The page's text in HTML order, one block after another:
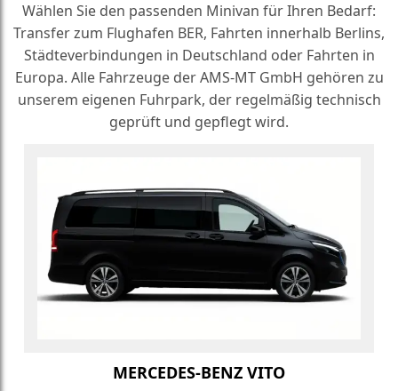
Wählen Sie den passenden Minivan für Ihren Bedarf:
Transfer zum Flughafen BER, Fahrten innerhalb Berlins,
Städteverbindungen in Deutschland oder Fahrten in
Europa. Alle Fahrzeuge der AMS-MT GmbH gehören zu
unserem eigenen Fuhrpark, der regelmäßig technisch
geprüft und gepflegt wird.
MERCEDES-BENZ VITO